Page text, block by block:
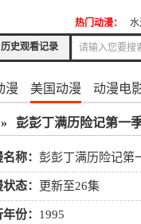
历史观看记录
热门动漫：
漫 美国动漫 动漫电
» 彭彭丁满历险记第一
称： 彭彭丁满历险记第
态： 更新至26集
份： 1995